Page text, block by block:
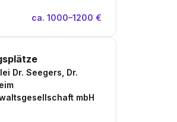
ca. 1000–1200 €
Dr. Seegers, Dr.
mbH